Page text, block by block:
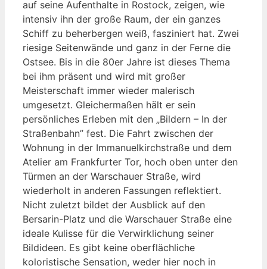
auf seine Aufenthalte in Rostock, zeigen, wie
intensiv ihn der große Raum, der ein ganzes
Schiff zu beherbergen weiß, fasziniert hat. Zwei
riesige Seitenwände und ganz in der Ferne die
Ostsee. Bis in die 80er Jahre ist dieses Thema
bei ihm präsent und wird mit großer
Meisterschaft immer wieder malerisch
umgesetzt. Gleichermaßen hält er sein
persönliches Erleben mit den „Bildern – In der
Straßenbahn” fest. Die Fahrt zwischen der
Wohnung in der Immanuelkirchstraße und dem
Atelier am Frankfurter Tor, hoch oben unter den
Türmen an der Warschauer Straße, wird
wiederholt in anderen Fassungen reflektiert.
Nicht zuletzt bildet der Ausblick auf den
Bersarin-Platz und die Warschauer Straße eine
ideale Kulisse für die Verwirklichung seiner
Bildideen. Es gibt keine oberflächliche
koloristische Sensation, weder hier noch in